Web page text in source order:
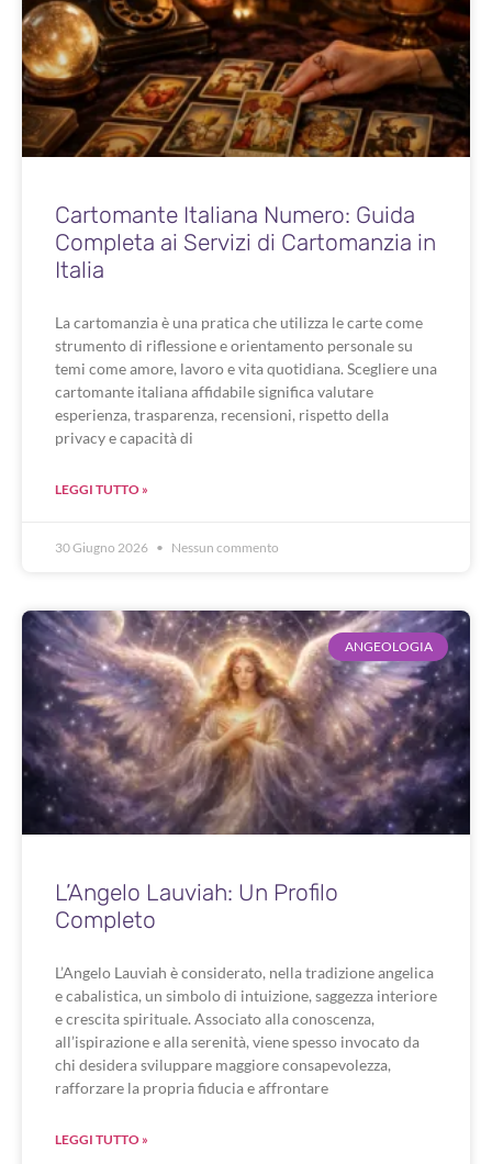
Cartomante Italiana Numero: Guida
Completa ai Servizi di Cartomanzia in
Italia
La cartomanzia è una pratica che utilizza le carte come
strumento di riflessione e orientamento personale su
temi come amore, lavoro e vita quotidiana. Scegliere una
cartomante italiana affidabile significa valutare
esperienza, trasparenza, recensioni, rispetto della
privacy e capacità di
LEGGI TUTTO »
30 Giugno 2026 Nessun commento
ANGEOLOGIA
L’Angelo Lauviah: Un Profilo
Completo
L’Angelo Lauviah è considerato, nella tradizione angelica
e cabalistica, un simbolo di intuizione, saggezza interiore
e crescita spirituale. Associato alla conoscenza,
all’ispirazione e alla serenità, viene spesso invocato da
chi desidera sviluppare maggiore consapevolezza,
rafforzare la propria fiducia e affrontare
LEGGI TUTTO »